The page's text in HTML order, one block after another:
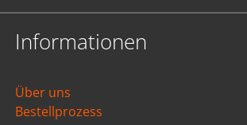
Sie haben die Möglichkeit, mehrere
Produkt einzufügen.
Informationen
Über uns
Bestellprozess